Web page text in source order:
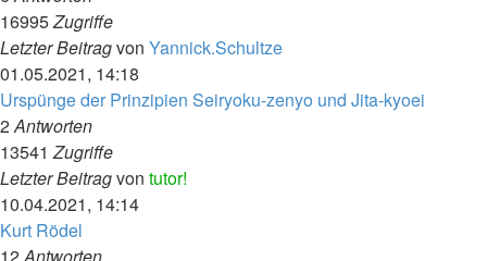
16995Zugriffe
Letzter Beitragvon Yannick.Schultze
01.05.2021, 14:18
Urspünge der Prinzipien Seiryoku-zenyo und Jita-kyoei
2Antworten
13541Zugriffe
Letzter Beitragvon tutor!
10.04.2021, 14:14
Kurt Rödel